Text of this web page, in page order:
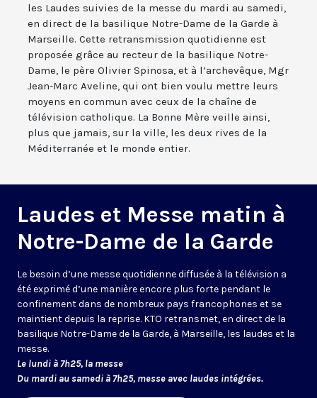
les Laudes suivies de la messe du mardi au samedi,
en direct de la basilique Notre-Dame de la Garde à
Marseille. Cette retransmission quotidienne est
proposée grâce au recteur de la basilique Notre-
Dame, le père Olivier Spinosa, et à l’archevêque, Mgr
Jean-Marc Aveline, qui ont bien voulu mettre leurs
moyens en commun avec ceux de la chaîne de
télévision catholique. La Bonne Mère veille ainsi,
plus que jamais, sur la ville, les deux rives de la
Méditerranée et le monde entier.
Laudes et Messe matin à
Notre-Dame de la Garde
Le besoin d’une messe quotidienne diffusée à la télévision a
été exprimé d’une manière encore plus forte pendant le
confinement dans de nombreux pays francophones et se
maintient depuis la reprise. KTO retransmet, en direct de la
basilique Notre-Dame de la Garde, à Marseille, les laudes et la
messe.
Le lundi à 7h25, la messe
Du mardi au samedi à 7h25, messe avec laudes intégrées.